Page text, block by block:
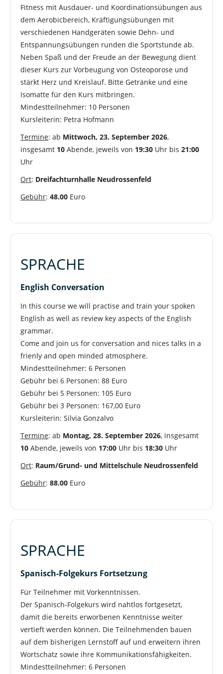
Fitness mit Ausdauer- und Koordinationsübungen aus
dem Aerobicbereich, Kräftigungsübungen mit
verschiedenen Handgeräten sowie Dehn- und
Entspannungsübungen runden die Sportstunde ab.
Neben Spaß und der Freude an der Bewegung dient
dieser Kurs zur Vorbeugung von Osteoporose und
stärkt Herz und Kreislauf. Bitte Getränke und eine
Isomatte für den Kurs mitbringen.
Mindestteilnehmer: 10 Personen
Kursleiterin: Petra Hofmann
Termine: ab Mittwoch, 23. September 2026,
insgesamt 10 Abende, jeweils von 19:30 Uhr bis 21:00
Uhr
Ort: Dreifachturnhalle Neudrossenfeld
Gebühr: 48.00 Euro
SPRACHE
English Conversation
In this course we will practise and train your spoken
English as well as review key aspects of the English
grammar.
Come and join us for conversation and nices talks in a
frienly and open minded atmosphere.
Mindestteilnehmer: 6 Personen
Gebühr bei 6 Personen: 88 Euro
Gebühr bei 5 Personen: 105 Euro
Gebühr bei 3 Personen: 167,00 Euro
Kursleiterin: Silvia Gonzalvo
Termine: ab Montag, 28. September 2026, insgesamt
10 Abende, jeweils von 17:00 Uhr bis 18:30 Uhr
Ort: Raum/Grund- und Mittelschule Neudrossenfeld
Gebühr: 88.00 Euro
SPRACHE
Spanisch-Folgekurs Fortsetzung
Für Teilnehmer mit Vorkenntnissen.
Der Spanisch-Folgekurs wird nahtlos fortgesetzt,
damit die bereits erworbenen Kenntnisse weiter
vertieft werden können. Die Teilnehmenden bauen
auf dem bisherigen Lernstoff auf und erweitern ihren
Wortschatz sowie ihre Kommunikationsfähigkeiten.
Mindestteilnehmer: 6 Personen